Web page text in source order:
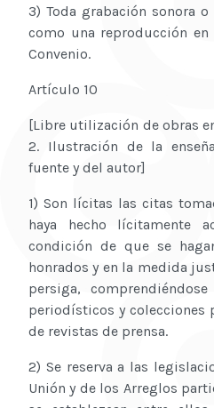
3) Toda grabación sonora
como una reproducción
Convenio.
Artículo 10
[Libre utilización de obras
2. Ilustración de la
fuente y del autor]
1) Son lícitas las citas
haya hecho lícitamente
condición de que se
honrados y en la medida
persiga,
periodísticos y colecciones
de revistas de prensa.
2) Se reserva a las
Unión y de los Arreglos